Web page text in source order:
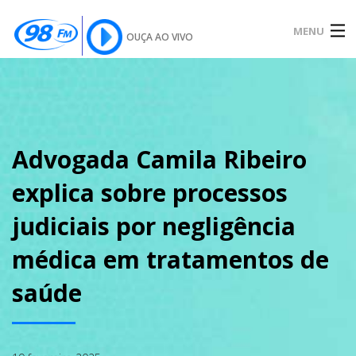
OUÇA AO VIVO MENU
SOBRE
NOTÍCIAS
PODCAST
Advogada Camila Ribeiro
explica sobre processos
judiciais por negligência
médica em tratamentos de
saúde